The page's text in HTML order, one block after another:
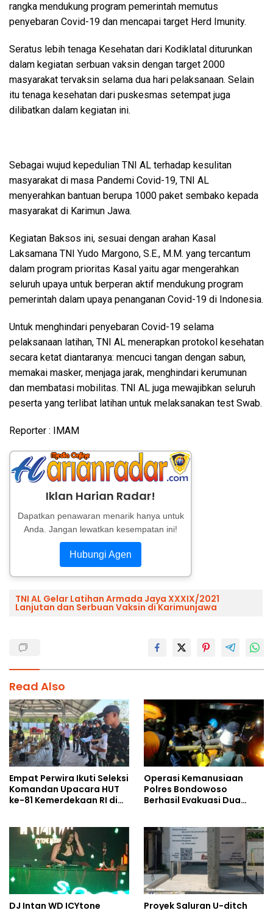
rangka mendukung program pemerintah memutus
penyebaran Covid-19 dan mencapai target Herd Imunity.
Seratus lebih tenaga Kesehatan dari Kodiklatal diturunkan
dalam kegiatan serbuan vaksin dengan target 2000
masyarakat tervaksin selama dua hari pelaksanaan. Selain
itu tenaga kesehatan dari puskesmas setempat juga
dilibatkan dalam kegiatan ini.
Sebagai wujud kepedulian TNI AL terhadap kesulitan
masyarakat di masa Pandemi Covid-19, TNI AL
menyerahkan bantuan berupa 1000 paket sembako kepada
masyarakat di Karimun Jawa.
Kegiatan Baksos ini, sesuai dengan arahan Kasal
Laksamana TNI Yudo Margono, S.E., M.M. yang tercantum
dalam program prioritas Kasal yaitu agar mengerahkan
seluruh upaya untuk berperan aktif mendukung program
pemerintah dalam upaya penanganan Covid-19 di Indonesia.
Untuk menghindari penyebaran Covid-19 selama
pelaksanaan latihan, TNI AL menerapkan protokol kesehatan
secara ketat diantaranya: mencuci tangan dengan sabun,
memakai masker, menjaga jarak, menghindari kerumunan
dan membatasi mobilitas. TNI AL juga mewajibkan seluruh
peserta yang terlibat latihan untuk melaksanakan test Swab.
Reporter : IMAM
Iklan Harian Radar!
Dapatkan penawaran menarik hanya untuk
Anda. Jangan lewatkan kesempatan ini!
Hubungi Agen
TNI AL Gelar Latihan Armada Jaya XXXIX/2021
Lanjutan dan Serbuan Vaksin di Karimunjawa
Read Also
Empat Perwira Ikuti Seleksi
Komandan Upacara HUT
ke-81 Kemerdekaan RI di
Operasi Kemanusiaan
Polres Bondowoso
Berhasil Evakuasi Dua
DJ Intan WD ICYtone Proyek Saluran U-ditch